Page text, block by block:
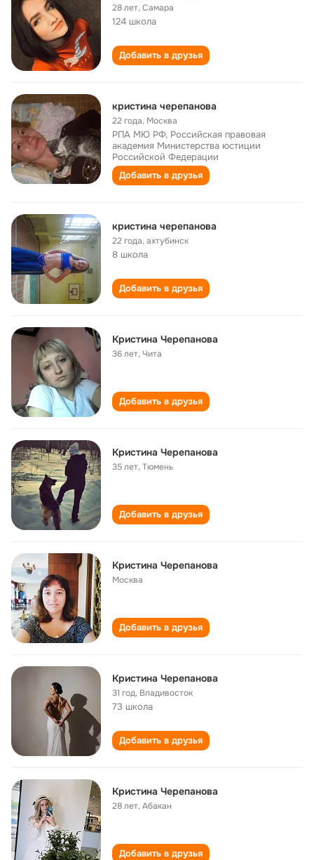
28 лет,Самара
124 школа
Добавить в друзья
кристина черепанова
22 года, Москва
РПА МЮ РФ, Российская правовая
академия Министерства юстиции
Российской Федерации
Добавить в друзья
кристина черепанова
22 года,ахтубинск
8 школа
Добавить в друзья
Кристина Черепанова
36 лет,Чита
Добавить в друзья
Кристина Черепанова
35 лет,Тюмень
Добавить в друзья
Кристина Черепанова
Москва
Добавить в друзья
Кристина Черепанова
31 год, Владивосток
73 школа
Добавить в друзья
Кристина Черепанова
28 лет,Абакан
Добавить в друзья